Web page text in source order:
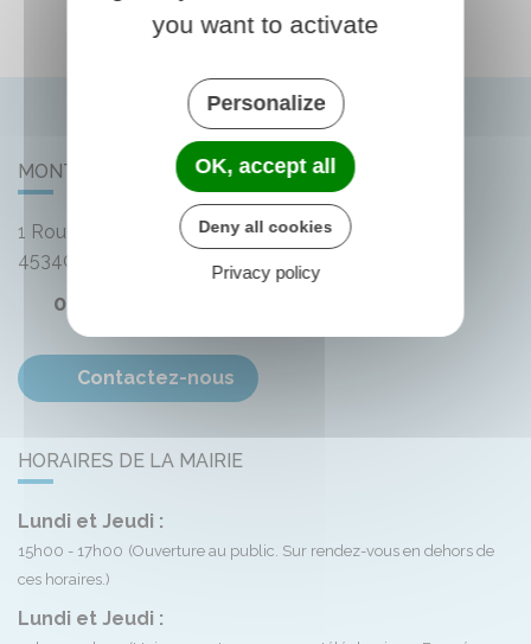
MONTLIARD
1 Route de Bellegarde
45340
02 38 33 72 59
Contactez-nous
HORAIRES DE LA MAIRIE
Lundi et Jeudi :
15h00 - 17h00 (Ouverture au public. Sur rendez-vous en dehors de
ces horaires.)
Lundi et Jeudi :
you want to activate
Personalize
OK, accept all
Deny all cookies
Privacy policy